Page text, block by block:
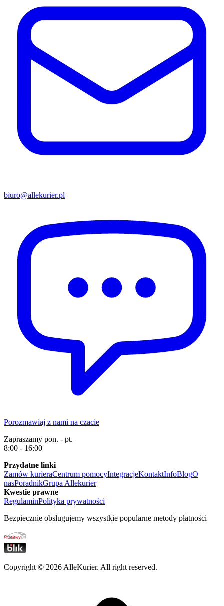
biuro@allekurier.pl
Porozmawiaj z nami na czacie
Zapraszamy pon. - pt.
8:00 - 16:00
Przydatne linki
Zamów kurieraCentrum pomocyIntegracjeKontaktInfoBlogO
nasPoradnikGrupa Allekurier
Kwestie prawne
RegulaminPolityka prywatności
Bezpiecznie obsługujemy wszystkie popularne metody płatności
Copyright © 2026 AlleKurier. All right reserved.